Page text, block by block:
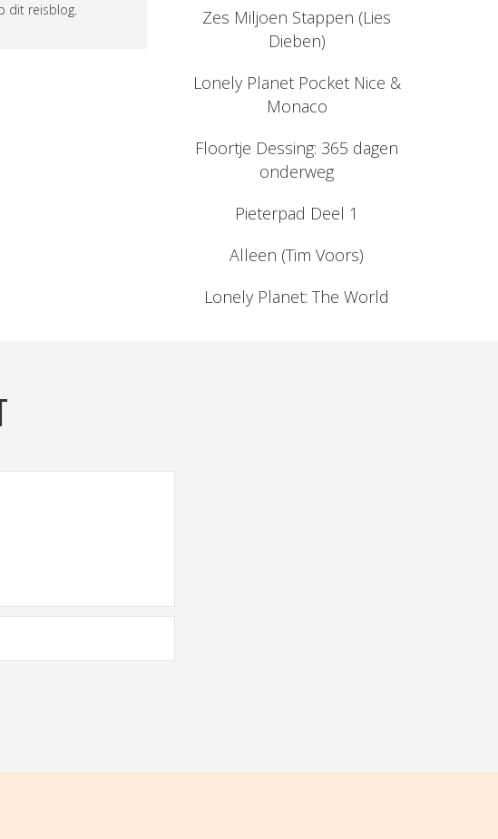
dit reisblog.
Zes Miljoen Stappen (Lies
Dieben)
Lonely Planet Pocket Nice &
Monaco
Floortje Dessing: 365 dagen
onderweg
Pieterpad Deel 1
Alleen (Tim Voors)
Lonely Planet: The World